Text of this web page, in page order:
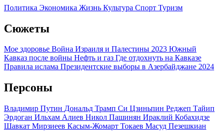
Политика Экономика Жизнь Культура Спорт Туризм
Сюжеты
Мое здоровье Война Израиля и Палестины 2023 Южный
Кавказ после войны Нефть и газ Где отдохнуть на Кавказе
Правила ислама Президентские выборы в Азербайджане 2024
Персоны
Владимир Путин Дональд Трамп Си Цзиньпин Реджеп Тайип
Эрдоган Ильхам Алиев Никол Пашинян Ираклий Кобахидзе
Шавкат Мирзиеев Касым-Жомарт Токаев Масуд Пезешкиан